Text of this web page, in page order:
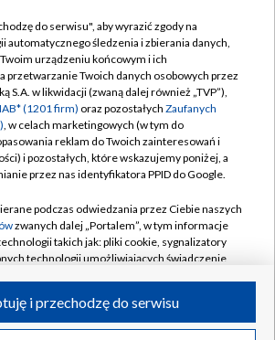
TVP
Abonament TVP
Sklep TVP
Biuro Reklamy
Oferta Handlowa
Emisja w TVP
Rada Programowa
Ogłoszenia przetargowe
Akademia Telewizyjna
Regulamin TVP
Polityka prywatności
Moje zgody
Biuro reklamy
Kanały
Polska Spółka Akcyjna w likwidacji
do serwisu", aby wyrazić zgody na
automatycznego śledzenia i zbierania danych,
urządzeniu końcowym i ich
przetwarzanie Twoich danych osobowych przez
S.A. w likwidacji (zwaną dalej również „TVP”),
(1201 firm) oraz pozostałych Zaufanych
, w celach marketingowych (w tym do
reklam do Twoich zainteresowań i
i pozostałych, które wskazujemy poniżej, a
przez nas identyfikatora PPID do Google.
podczas odwiedzania przez Ciebie naszych
zwanych dalej „Portalem”, w tym informacje
takich jak: pliki cookie, sygnalizatory
technologii umożliwiających świadczenie
i przechodzę do serwisu